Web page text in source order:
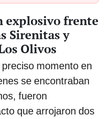
explosivo frente
Sirenitas y
Olivos
momento en
se encontraban
fueron
que arrojaron dos